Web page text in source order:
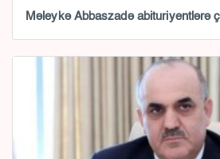
Məleykə Abbaszadə abituriyentlərə